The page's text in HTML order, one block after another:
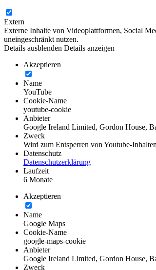
Extern
Externe Inhalte von Videoplattformen, Social
uneingeschränkt nutzen.
Details ausblenden Details anzeigen
Akzeptieren
Name
YouTube
Cookie-Name
youtube-cookie
Anbieter
Google Ireland Limited, Gordon House,
Zweck
Wird zum Entsperren von Youtube-
Datenschutz
Datenschutzerklärung
Laufzeit
6 Monate
Akzeptieren
Name
Google Maps
Cookie-Name
google-maps-cookie
Anbieter
Google Ireland Limited, Gordon House,
Zweck